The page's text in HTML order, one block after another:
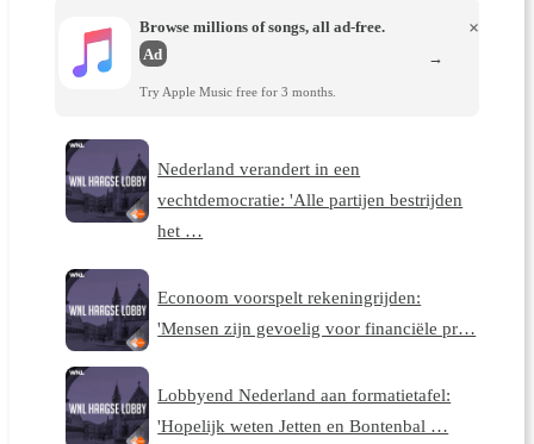
Browse millions of songs, all ad-free.
Ad
Try Apple Music free for 3 months.
×
→
Nederland verandert in een
vechtdemocratie: 'Alle partijen bestrijden
het …
Econoom voorspelt rekeningrijden:
'Mensen zijn gevoelig voor financiële pr…
Lobbyend Nederland aan formatietafel:
'Hopelijk weten Jetten en Bontenbal …